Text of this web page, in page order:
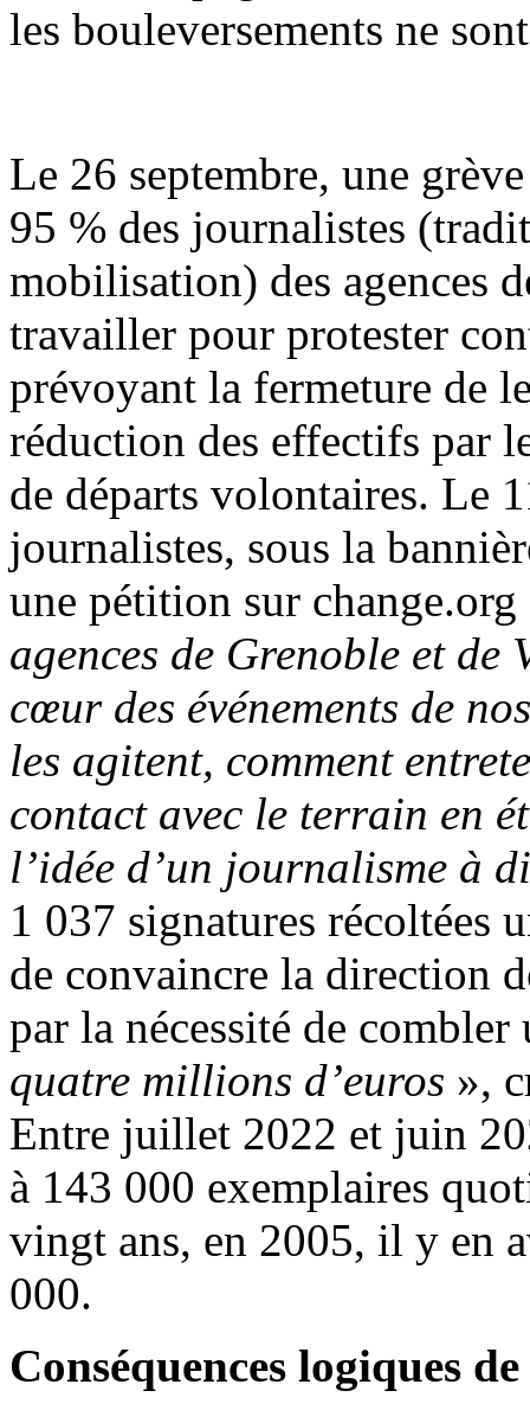
les bouleversements ne
Le 26 septembre, une
95 % des journalistes
mobilisation) des agences
travailler pour protester
prévoyant la fermeture de
réduction des effectifs par
de départs volontaires. Le
journalistes, sous la
une pétition sur
agences de Grenoble et de
cœur des événements de
les agitent, comment
contact avec le terrain en
l’idée d’un journalisme à
1 037 signatures récoltées
de convaincre la direction
par la nécessité de
quatre millions d’euros »,
Entre juillet 2022 et juin
à 143 000 exemplaires
vingt ans, en 2005, il y en
000.
Conséquences logiques